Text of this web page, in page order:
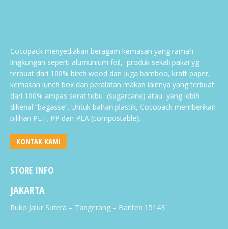
Cocopack menyediakan beragam kemasan yang ramah
lingkungan seperti alumunium foil, produk sekali pakai yg
terbuat dari 100% birch wood dan juga bamboo, kraft paper,
kemasan lunch box dan peralatan makan lainnya yang terbuat
dari 100% ampas serat tebu (sugarcane) atau yang lebih
dikenal “bagasse”. Untuk bahan plastik, Cocopack memberikan
pilihan PET, PP dan PLA (compostable).
KONTAK KAMI
STORE INFO
JAKARTA
Ruko Jalur Sutera – Tangerang – Banten 15143